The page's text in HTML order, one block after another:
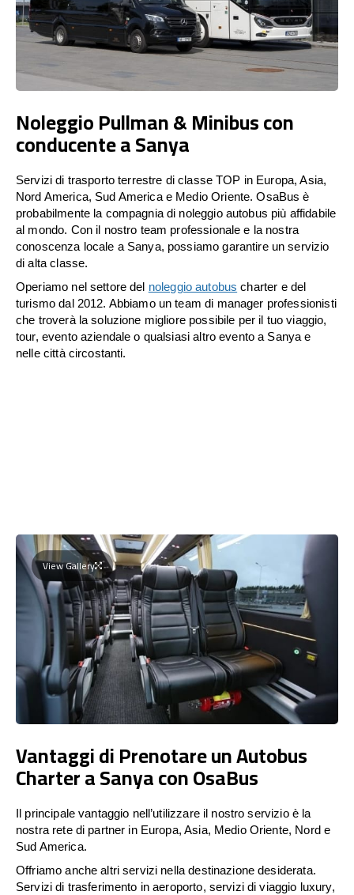
Noleggio Pullman & Minibus con
conducente a Sanya
Servizi di trasporto terrestre di classe TOP in Europa, Asia,
Nord America, Sud America e Medio Oriente. OsaBus è
probabilmente la compagnia di noleggio autobus più affidabile
al mondo. Con il nostro team professionale e la nostra
conoscenza locale a Sanya, possiamo garantire un servizio
di alta classe.
Operiamo nel settore del noleggio autobus charter e del
turismo dal 2012. Abbiamo un team di manager professionisti
che troverà la soluzione migliore possibile per il tuo viaggio,
tour, evento aziendale o qualsiasi altro evento a Sanya e
nelle città circostanti.
View Gallery
Vantaggi di Prenotare un Autobus
Charter a Sanya con OsaBus
Il principale vantaggio nell’utilizzare il nostro servizio è la
nostra rete di partner in Europa, Asia, Medio Oriente, Nord e
Sud America.
Offriamo anche altri servizi nella destinazione desiderata.
Servizi di trasferimento in aeroporto, servizi di viaggio luxury,